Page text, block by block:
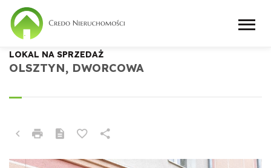
OLSZTYN, DWORCOWA
LOKAL NA SPRZEDAŻ